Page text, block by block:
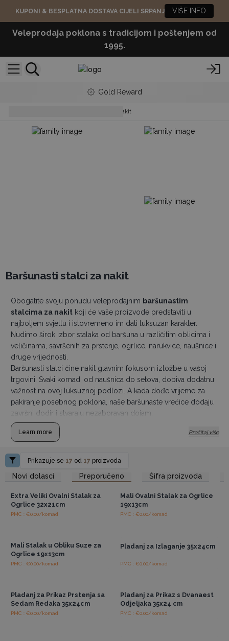
KUPONI & BESPLATNA DOSTAVA CIJELI SRPANJ VIŠE INFO
Veleprodaja poklona s tradicijom i poštenjem od
1995.
Gold Reward
Baršunasti Stalci za Nakit
Baršunasti stalci za nakit
Obogatite svoju ponudu veleprodajnim baršunastim
stalcima za nakitkoji će vaše proizvode predstaviti u
najboljem svjetlu i istovremeno im dati luksuzan karakter.
Nudimo širok izbor stalaka od baršuna u različitim oblicima i
veličinama, savršenih za prstenje, ogrlice, narukvice, naušnice i
druge vrijednosti.
Baršunasti stalci čine nakit glavnim fokusom izložbe u vašoj
trgovini. Svaki komad, od naušnica do setova, dobiva dodatnu
važnost na ovoj luksuznoj podlozi. A kada dođe vrijeme za
pakiranje posebnog poklona, naše baršunaste vrećice dodaju
završni dodir i stvaraju nezaboravan dojam.
Learn more Pročitaj više
Prikazuje se 17 od 17 proizvoda
Novi dolasci Preporučeno Šifra proizvoda
Pristup veleprodajnim
cijenama
Extra Veliki Ovalni Stalak za
Ogrlice 32x21cm
PMC : €0.00/komad
Pristup veleprodajnim
cijenama
Mali Ovalni Stalak za Ogrlice
19x13cm
PMC : €0.00/komad
Mali Stalak u Obliku Suze za
Ogrlice 19x13cm
PMC : €0.00/komad
Pladanj za Izlaganje 35x24cm
PMC : €0.00/komad
Pladanj za Prikaz Prstenja sa
Sedam Redaka 35x24cm
PMC : €0.00/komad
Pladanj za Prikaz s Dvanaest
Odjeljaka 35x24 cm
PMC : €0.00/komad